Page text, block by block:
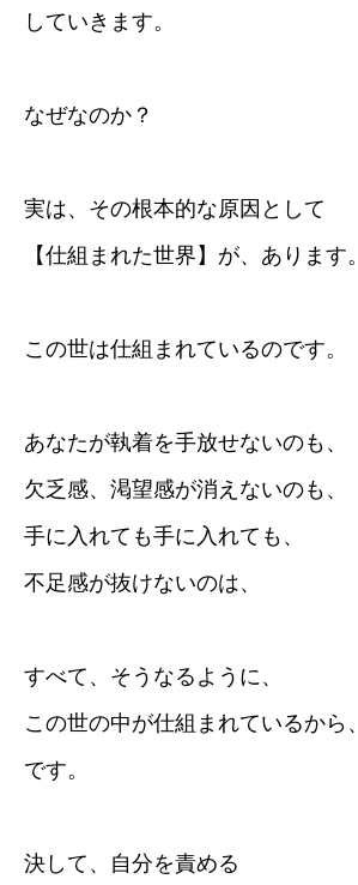
していきます。
なぜなのか？
実は、その根本的な原因として
【仕組まれた世界】が、あります。
この世は仕組まれているのです。
あなたが執着を手放せないのも、
欠乏感、渇望感が消えないのも、
手に入れても手に入れても、
不足感が抜けないのは、
すべて、そうなるように、
この世の中が仕組まれているから、
です。
決して、自分を責める